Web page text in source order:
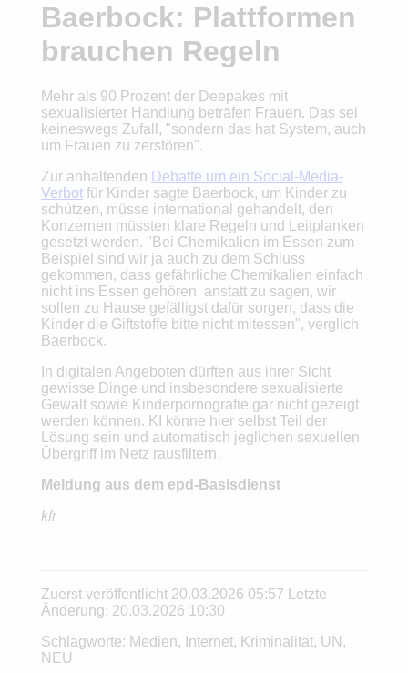
Baerbock: Plattformen
brauchen Regeln
Mehr als 90 Prozent der Deepakes mit
sexualisierter Handlung beträfen Frauen. Das sei
keineswegs Zufall, "sondern das hat System, auch
um Frauen zu zerstören".
Zur anhaltenden Debatte um ein Social-Media-
Verbotfür Kinder sagte Baerbock, um Kinder zu
schützen, müsse international gehandelt, den
Konzernen müssten klare Regeln und Leitplanken
gesetzt werden. "Bei Chemikalien im Essen zum
Beispiel sind wir ja auch zu dem Schluss
gekommen, dass gefährliche Chemikalien einfach
nicht ins Essen gehören, anstatt zu sagen, wir
sollen zu Hause gefälligst dafür sorgen, dass die
Kinder die Giftstoffe bitte nicht mitessen", verglich
Baerbock.
In digitalen Angeboten dürften aus ihrer Sicht
gewisse Dinge und insbesondere sexualisierte
Gewalt sowie Kinderpornografie gar nicht gezeigt
werden können. KI könne hier selbst Teil der
Lösung sein und automatisch jeglichen sexuellen
Übergriff im Netz rausfiltern.
Meldung aus dem epd-Basisdienst
kfr
Zuerst veröffentlicht 20.03.2026 05:57 Letzte
Änderung: 20.03.2026 10:30
Schlagworte: Medien, Internet, Kriminalität, UN,
NEU